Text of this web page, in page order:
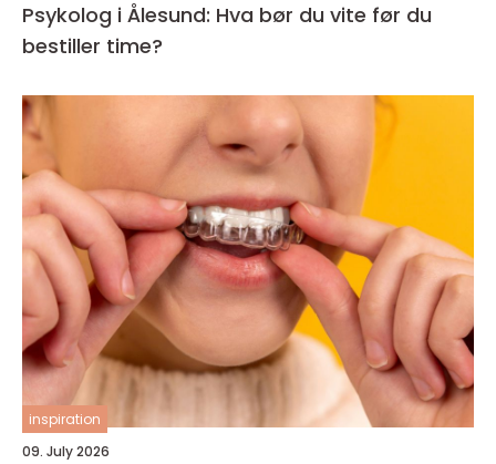
Psykolog i Ålesund: Hva bør du vite før du
bestiller time?
inspiration
09. July 2026